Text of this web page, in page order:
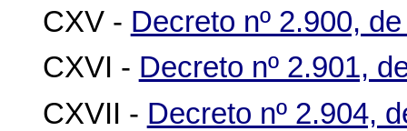
CXV - Decreto nº 2.900,
CXVI - Decreto nº 2.901,
CXVII - Decreto nº 2.904,